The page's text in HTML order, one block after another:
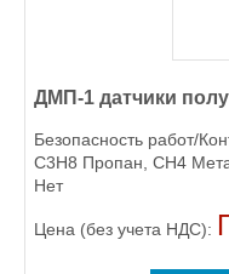
ДМП-1 датчики
Безопасность работ/
C3H8 Пропан, CH4
Нет
Цена (без учета НДС):